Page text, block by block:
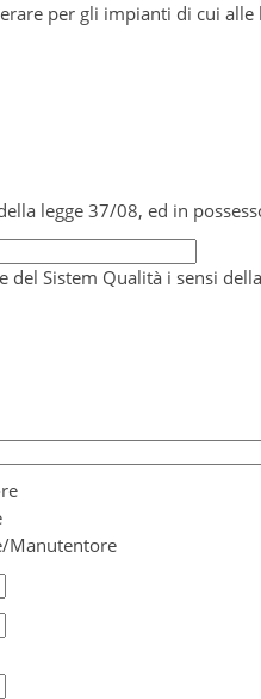
per gli impianti di cui alle
legge 37/08, ed in
del Sistem Qualità i sensi
Manutentore